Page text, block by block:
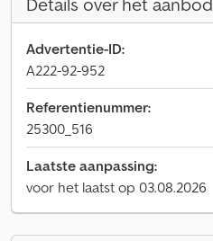
Advertentie-ID:
A222-92-952
Referentienummer:
25300_516
Laatste aanpassing:
voor het laatst op 03.08.2026